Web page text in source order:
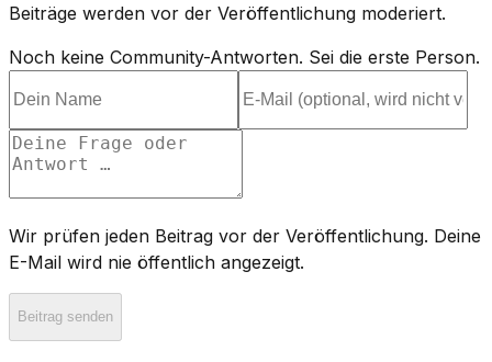
Beiträge werden vor der Veröffentlichung moderiert.
Noch keine Community-Antworten. Sei die erste Person.
Wir prüfen jeden Beitrag vor der Veröffentlichung. Deine
E-Mail wird nie öffentlich angezeigt.
Beitrag senden